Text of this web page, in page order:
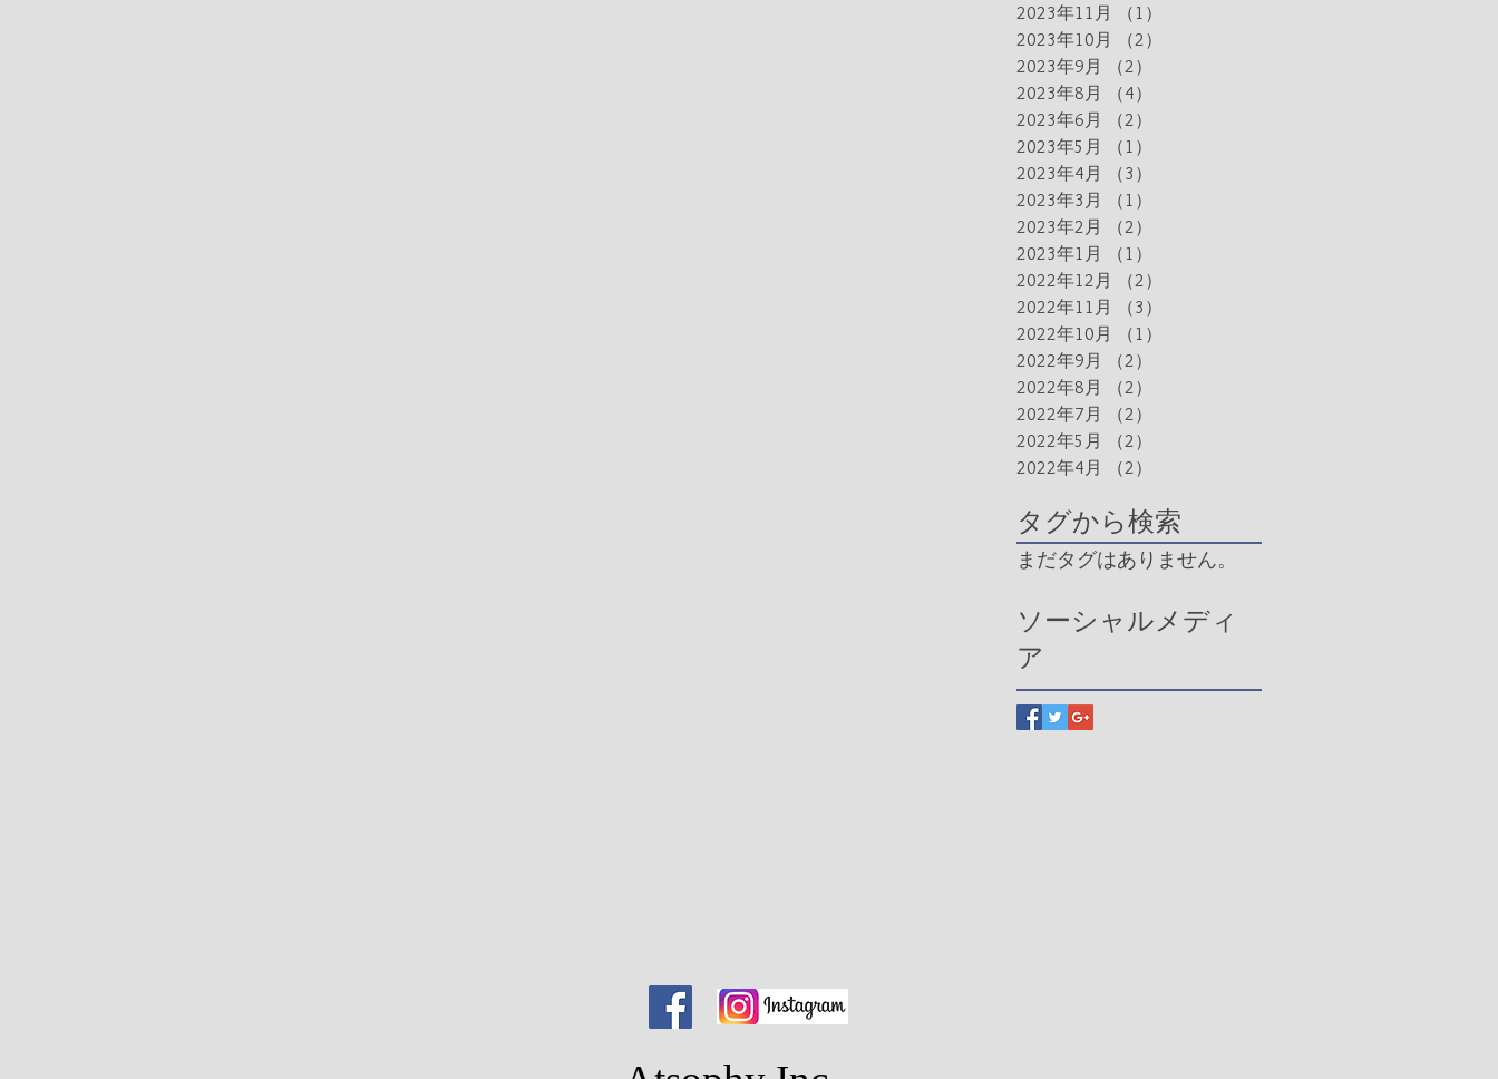
2023年11月
（1）
2023年10月
（2）
2023年9月
（2）
2023年8月
（4）
2023年6月
（2）
2023年5月
（1）
2023年4月
（3）
2023年3月
（1）
2023年2月
（2）
2023年1月
（1）
2022年12月
（2）
2022年11月
（3）
2022年10月
（1）
2022年9月
（2）
2022年8月
（2）
2022年7月
（2）
2022年5月
（2）
2022年4月
（2）
タグから検索
まだタグはありません。
ソーシャルメディ
ア